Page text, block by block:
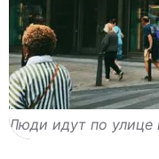
Люди идут по